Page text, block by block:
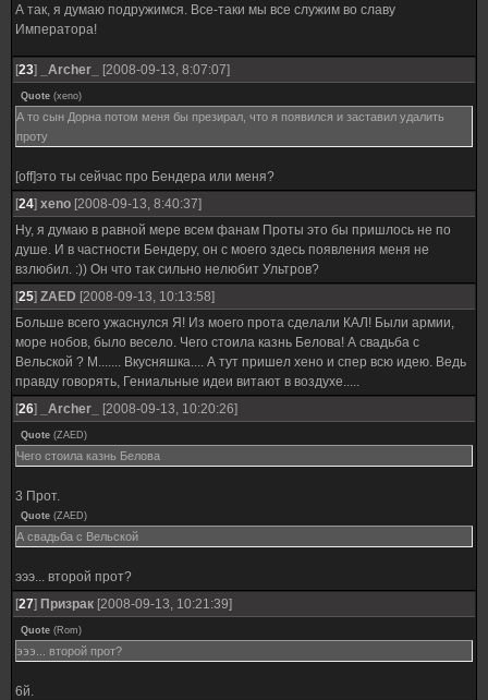
А так, я думаю подружимся. Все-таки мы все служим во славу
Императора!
[23] _Archer_ [2008-09-13, 8:07:07]
Quote (xeno)
А то сын Дорна потом меня бы презирал, что я появился и заставил удалить
проту
[off]это ты сейчас про Бендера или меня?
[24] xeno [2008-09-13, 8:40:37]
Ну, я думаю в равной мере всем фанам Проты это бы пришлось не по
душе. И в частности Бендеру, он с моего здесь появления меня не
взлюбил. :)) Он что так сильно нелюбит Ультров?
[25] ZAED [2008-09-13, 10:13:58]
Больше всего ужаснулся Я! Из моего прота сделали КАЛ! Были армии,
море нобов, было весело. Чего стоила казнь Белова! А свадьба с
Вельской ? М....... Вкусняшка.... А тут пришел хено и спер всю идею. Ведь
правду говорять, Гениальные идеи витают в воздухе.....
[26] _Archer_ [2008-09-13, 10:20:26]
Quote (ZAED)
Чего стоила казнь Белова
3 Прот.
Quote (ZAED)
А свадьба с Вельской
эээ... второй прот?
[27] Призрак [2008-09-13, 10:21:39]
Quote (Rom)
эээ... второй прот?
6й.